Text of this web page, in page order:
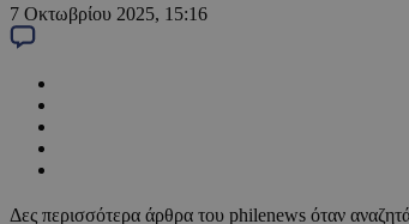
7 Οκτωβρίου 2025, 15:16
Δες περισσότερα άρθρα του philenews όταν